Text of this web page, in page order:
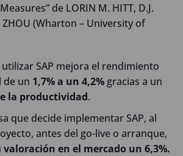
de LORIN M. HITT, D.J.
ZHOU (Wharton – University of
utilizar SAP mejora el rendimiento
de un 1,7% a un 4,2% gracias a un
la productividad.
que decide implementar SAP, al
antes del go-live o arranque,
valoración en el mercado un 6,3%.